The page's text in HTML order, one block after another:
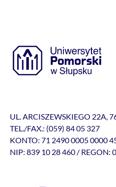
UL. ARCISZEWSKIEGO 22A,
TEL./FAX.: (059) 84 05 327
KONTO: 71 2490 0005 0000
NIP: 839 10 28 460 / REGON: